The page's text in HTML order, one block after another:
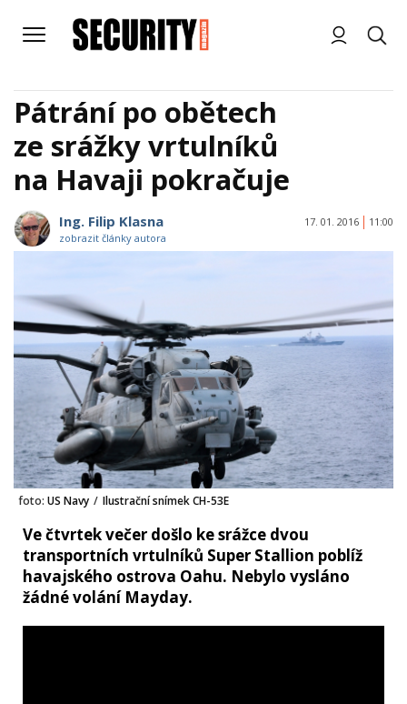
Pátrání po obětech
ze srážky vrtulníků
na Havaji pokračuje
Ing. Filip Klasna
zobrazit články autora
17. 01. 2016 11:00
foto: US Navy / Ilustrační snímek CH-53E
Ve čtvrtek večer došlo ke srážce dvou
transportních vrtulníků Super Stallion poblíž
havajského ostrova Oahu. Nebylo vysláno
žádné volání Mayday.